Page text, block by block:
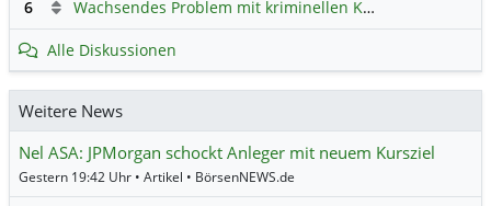
6 Wachsendes Problem mit kriminellen Kunden im Online-Handel
Alle Diskussionen
Weitere News
Nel ASA: JPMorgan schockt Anleger mit neuem Kursziel
Gestern 19:42 Uhr • Artikel • BörsenNEWS.de